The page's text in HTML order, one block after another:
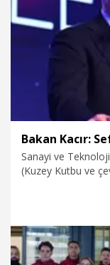
Eğitim
Sanayi ve Teknoloji
(Kuzey Kutbu ve